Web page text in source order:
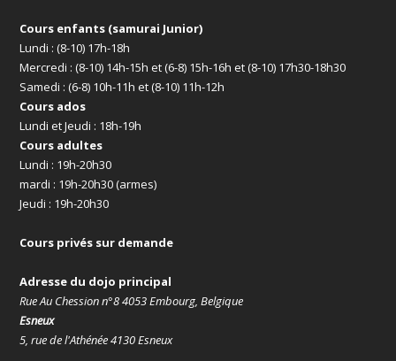
Cours enfants (samurai Junior)
Lundi : (8-10) 17h-18h
Mercredi : (8-10) 14h-15h et (6-8) 15h-16h et (8-10) 17h30-18h30
Samedi : (6-8) 10h-11h et (8-10) 11h-12h
Cours ados
Lundi et Jeudi : 18h-19h
Cours adultes
Lundi : 19h-20h30
mardi : 19h-20h30 (armes)
Jeudi : 19h-20h30
Cours privés sur demande
Adresse du dojo principal
Rue Au Chession n°8 4053 Embourg, Belgique
Esneux
5, rue de l'Athénée 4130 Esneux